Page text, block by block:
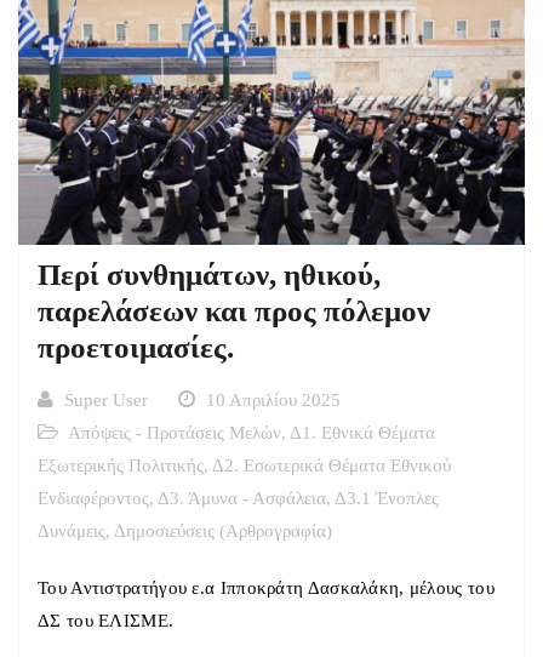
Περί συνθημάτων, ηθικού,
παρελάσεων και προς πόλεμον
προετοιμασίες.
Super User
10 Απριλίου 2025
Απόψεις - Προτάσεις Μελών, Δ1. Εθνικά Θέματα
Εξωτερικής Πολιτικής, Δ2. Εσωτερικά Θέματα Εθνικού
Ενδιαφέροντος, Δ3. Άμυνα - Ασφάλεια, Δ3.1 Ένοπλες
Δυνάμεις, Δημοσιεύσεις (Αρθρογραφία)
Του Αντιστρατήγου ε.α Ιπποκράτη Δασκαλάκη, μέλους του
ΔΣ του ΕΛΙΣΜΕ.